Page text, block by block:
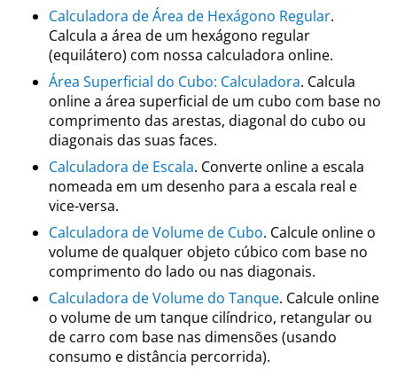
Calculadora de Área de Hexágono Regular.
Calcula a área de um hexágono regular
(equilátero) com nossa calculadora online.
Área Superficial do Cubo: Calculadora. Calcula
online a área superficial de um cubo com base no
comprimento das arestas, diagonal do cubo ou
diagonais das suas faces.
Calculadora de Escala. Converte online a escala
nomeada em um desenho para a escala real e
vice-versa.
Calculadora de Volume de Cubo. Calcule online o
volume de qualquer objeto cúbico com base no
comprimento do lado ou nas diagonais.
Calculadora de Volume do Tanque. Calcule online
o volume de um tanque cilíndrico, retangular ou
de carro com base nas dimensões (usando
consumo e distância percorrida).